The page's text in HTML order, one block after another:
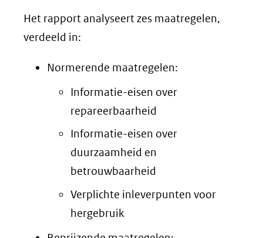
Het rapport analyseert zes maatregelen,
verdeeld in:
Normerende maatregelen:
Informatie-eisen over
repareerbaarheid
Informatie-eisen over
duurzaamheid en
betrouwbaarheid
Verplichte inleverpunten voor
hergebruik